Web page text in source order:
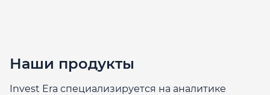
Наши продукты
Invest Era специализируется на аналитике